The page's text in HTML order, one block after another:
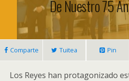
De Nuestro 75
Comparte Tuitea Pin
Los Reyes han protagonizado